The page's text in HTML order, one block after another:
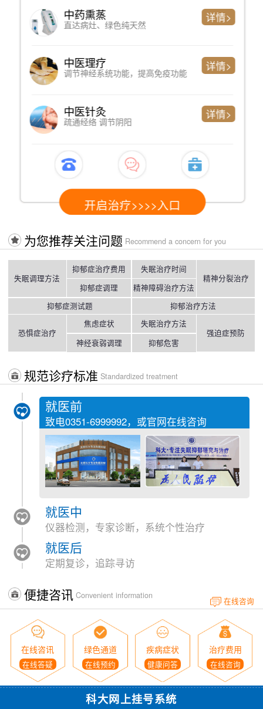
中药熏蒸
直达病灶、绿色纯天然
详情>
中医理疗
调节神经系统功能，提高免疫功能
详情>
中医针灸
疏通经络 调节阴阳
详情>
开启治疗>>>>入口
为您推荐关注问题 Recommend a concern for you
失眠调理方法
抑郁症治疗费用
抑郁症调理
失眠治疗时间
精神障碍治疗方法
精神分裂治疗
抑郁症测试题 抑郁治疗方法
恐惧症治疗
焦虑症状
神经衰弱调理
失眠治疗方法
抑郁危害
强迫症预防
规范诊疗标准 Standardized treatment
就医前
致电0351-6999992，或官网在线咨询
就医中
仪器检测，专家诊断，系统个性治疗
就医后
定期复诊，追踪寻访
便捷咨讯 Convenient information
在线咨询
在线咨讯
在线答疑
绿色通道
在线预约
疾病症状
健康问答
治疗费用
在线咨询
科大网上挂号系统